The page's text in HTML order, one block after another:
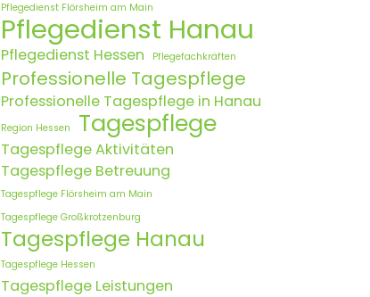
Pflegedienst Flörsheim am Main
Pflegedienst Hanau
Pflegedienst Hessen Pflegefachkräften
Professionelle Tagespflege
Professionelle Tagespflege in Hanau
Region Hessen Tagespflege
Tagespflege Aktivitäten
Tagespflege Betreuung
Tagespflege Flörsheim am Main
Tagespflege Großkrotzenburg
Tagespflege Hanau
Tagespflege Hessen
Tagespflege Leistungen